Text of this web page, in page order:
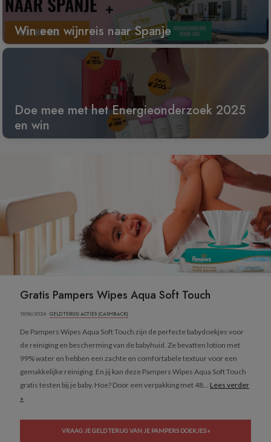
Win een wijnreis naar Spanje
Doe mee met het Energieonderzoek 2025
en win
Gratis Pampers Wipes Aqua Soft Touch
19/06/2026 ·GELD TERUG ACTIES (CASHBACK)
De Pampers Wipes Aqua Soft Touch zijn de perfecte babydoekjes voor
de reiniging en bescherming van de babyhuid. Ze bevatten lotion met
99% water en hebben een zachte en comfortabele textuur voor een
gemakkelijke reiniging. En jij kan deze Pampers Wipes Aqua Soft Touch
gratis testen bij je baby. Hoe? Door een verpakking met 48... Lees verder
»
VRAAG JE GELD TERUG VAN JE PAMPERS DOEKJES »